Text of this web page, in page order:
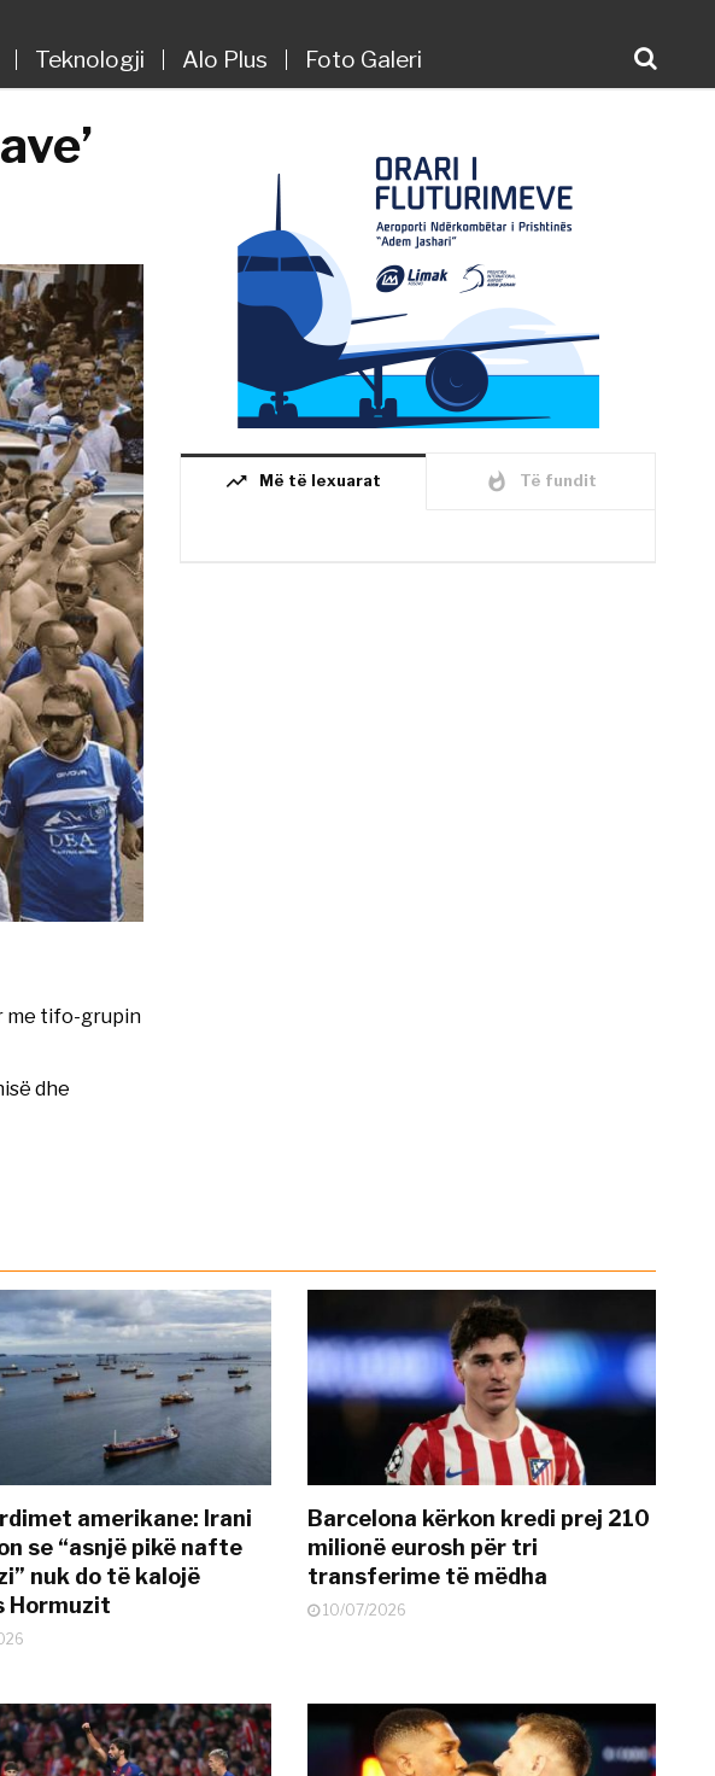
Teknologji Alo Plus Foto Galeri
me tifo-grupin
dhe
trending_up Më të lexuarat whatshot Të fundit
amerikane: Irani
se “asnjë pikë nafte
nuk do të kalojë
Hormuzit
Barcelona kërkon kredi prej 210
milionë eurosh për tri
transferime të mëdha
10/07/2026